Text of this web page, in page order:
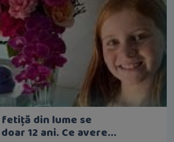
fetiță din lume se
12 ani. Ce avere...